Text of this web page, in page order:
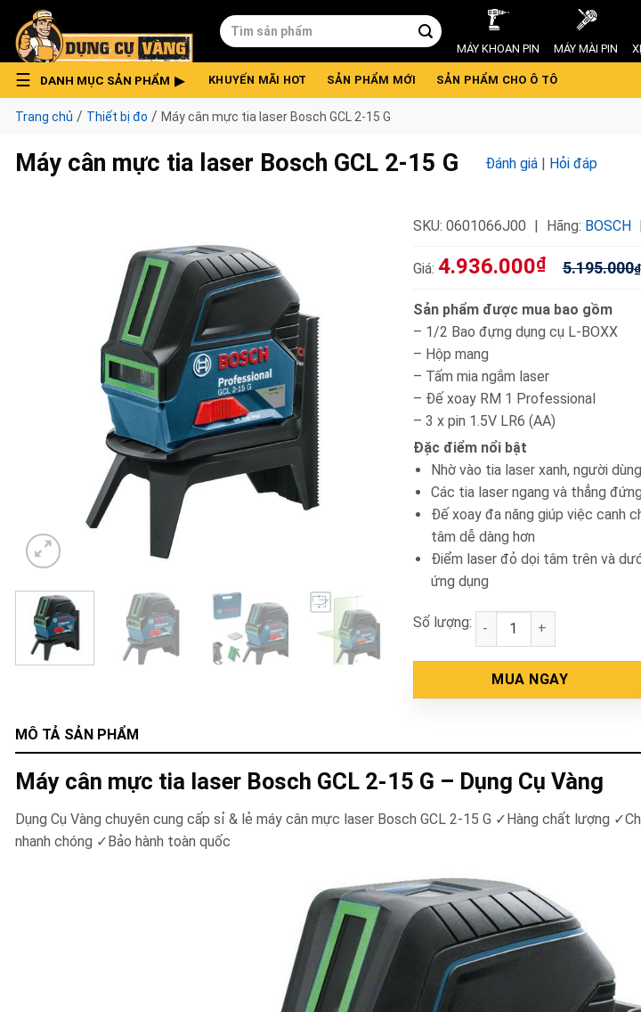
content
Tìm
kiếm:
MÁY KHOAN PIN MÁY MÀI PIN
DANH MỤC SẢN PHẨM KHUYẾN MÃI HOT SẢN PHẨM MỚI SẢN PHẨM CHO Ô TÔ
Trang chủ / Thiết bị đo / Máy cân mực tia laser Bosch GCL 2-15 G
Máy cân mực tia laser Bosch GCL 2-15 G Đánh giá | Hỏi đáp
SKU: 0601066J00 Hãng: BOSCH
Giá: 4.936.000₫ 5.195.000₫
Sản phẩm được mua bao gồm
– 1/2 Bao đựng dụng cụ L-BOXX
– Hộp mang
– Tấm mia ngắm laser
– Đế xoay RM 1 Professional
– 3 x pin 1.5V LR6 (AA)
Đặc điểm nổi bật
Nhờ vào tia laser xanh, người
Các tia laser ngang và thẳng
Đế xoay đa năng giúp việc canh
tâm dễ dàng hơn
Điểm laser đỏ dọi tâm trên và
ứng dụng
Số lượng: Máy cân mực tia laser
MUA NGAY
MÔ TẢ SẢN PHẨM
Máy cân mực tia laser Bosch GCL 2-15 G – Dụng Cụ Vàng
Dụng Cụ Vàng chuyên cung cấp sỉ & lẻ máy cân mực laser Bosch GCL 2-15 G ✓Hàng chất lượng ✓
nhanh chóng ✓Bảo hành toàn quốc